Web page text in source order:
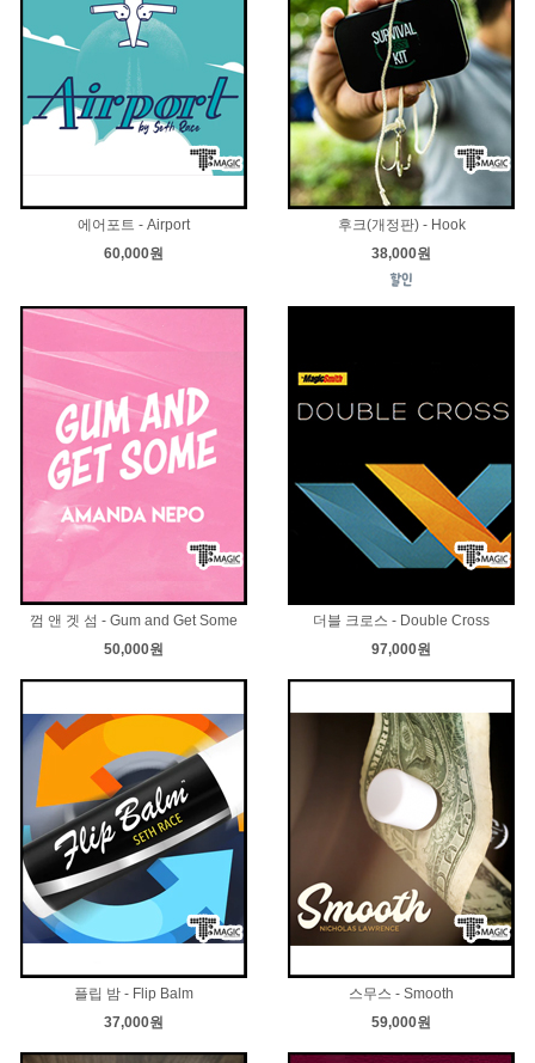
에어포트 - Airport
60,000원
후크(개정판) - Hook
38,000원
껌 앤 겟 섬 - Gum and Get Some
50,000원
더블 크로스 - Double Cross
97,000원
플립 밤 - Flip Balm
37,000원
스무스 - Smooth
59,000원